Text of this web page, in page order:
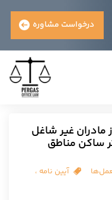
درخواست مشاوره
مادران غیر شاغل
ساکن مناطق
آیین نامه ،